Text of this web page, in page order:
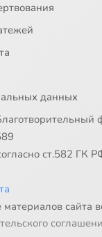
данных
ст.582 ГК
материалов сайта